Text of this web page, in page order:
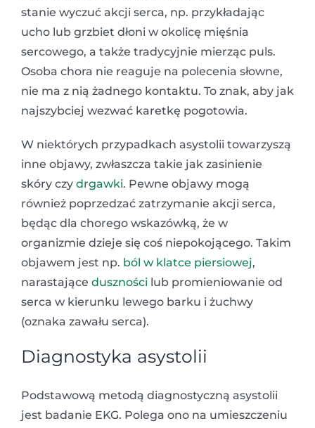
stanie wyczuć akcji serca, np. przykładając
ucho lub grzbiet dłoni w okolicę mięśnia
sercowego, a także tradycyjnie mierząc puls.
Osoba chora nie reaguje na polecenia słowne,
nie ma z nią żadnego kontaktu. To znak, aby jak
najszybciej wezwać karetkę pogotowia.
W niektórych przypadkach asystolii towarzyszą
inne objawy, zwłaszcza takie jak zasinienie
skóry czy drgawki. Pewne objawy mogą
również poprzedzać zatrzymanie akcji serca,
będąc dla chorego wskazówką, że w
organizmie dzieje się coś niepokojącego. Takim
objawem jest np. ból w klatce piersiowej,
narastające duszności lub promieniowanie od
serca w kierunku lewego barku i żuchwy
(oznaka zawału serca).
Diagnostyka asystolii
Podstawową metodą diagnostyczną asystolii
jest badanie EKG. Polega ono na umieszczeniu